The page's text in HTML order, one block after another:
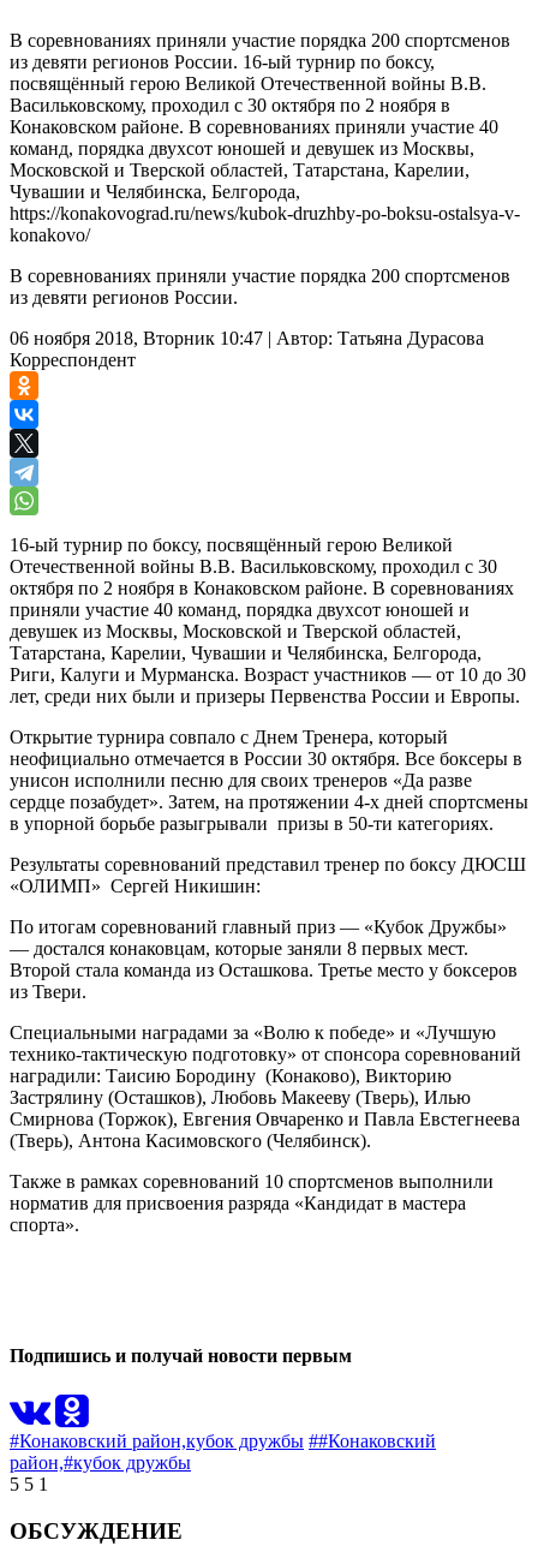
В соревнованиях приняли участие порядка 200 спортсменов
из девяти регионов России. 16-ый турнир по боксу,
посвящённый герою Великой Отечественной войны В.В.
Васильковскому, проходил с 30 октября по 2 ноября в
Конаковском районе. В соревнованиях приняли участие 40
команд, порядка двухсот юношей и девушек из Москвы,
Московской и Тверской областей, Татарстана, Карелии,
Чувашии и Челябинска, Белгорода,
https://konakovograd.ru/news/kubok-druzhby-po-boksu-ostalsya-v-
konakovo/
В соревнованиях приняли участие порядка 200 спортсменов
из девяти регионов России.
06 ноября 2018, Вторник 10:47 | Автор: Татьяна Дурасова
Корреспондент
16-ый турнир по боксу, посвящённый герою Великой
Отечественной войны В.В. Васильковскому, проходил с 30
октября по 2 ноября в Конаковском районе. В соревнованиях
приняли участие 40 команд, порядка двухсот юношей и
девушек из Москвы, Московской и Тверской областей,
Татарстана, Карелии, Чувашии и Челябинска, Белгорода,
Риги, Калуги и Мурманска. Возраст участников — от 10 до 30
лет, среди них были и призеры Первенства России и Европы.
Открытие турнира совпало с Днем Тренера, который
неофициально отмечается в России 30 октября. Все боксеры в
унисон исполнили песню для своих тренеров «Да разве
сердце позабудет». Затем, на протяжении 4-х дней спортсмены
в упорной борьбе разыгрывали призы в 50-ти категориях.
Результаты соревнований представил тренер по боксу ДЮСШ
«ОЛИМП» Сергей Никишин:
По итогам соревнований главный приз — «Кубок Дружбы»
— достался конаковцам, которые заняли 8 первых мест.
Второй стала команда из Осташкова. Третье место у боксеров
из Твери.
Специальными наградами за «Волю к победе» и «Лучшую
технико-тактическую подготовку» от спонсора соревнований
наградили: Таисию Бородину (Конаково), Викторию
Застрялину (Осташков), Любовь Макееву (Тверь), Илью
Смирнова (Торжок), Евгения Овчаренко и Павла Евстегнеева
(Тверь), Антона Касимовского (Челябинск).
Также в рамках соревнований 10 спортсменов выполнили
норматив для присвоения разряда «Кандидат в мастера
спорта».
Подпишись и получай новости первым
#Конаковский район,кубок дружбы ##Конаковский
район,#кубок дружбы
5 5 1
ОБСУЖДЕНИЕ